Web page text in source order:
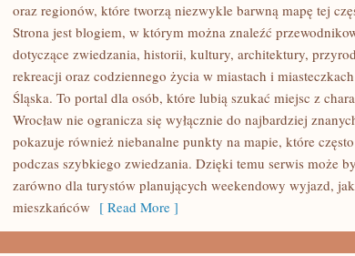
WROCŁAW
oraz regionów, które tworzą niezwykle barwną mapę tej
Strona jest blogiem, w którym można znaleźć
dotyczące zwiedzania, historii, kultury, architektury,
rekreacji oraz codziennego życia w miastach i
Śląska. To portal dla osób, które lubią szukać miejsc z
Wrocław nie ogranicza się wyłącznie do najbardziej
pokazuje również niebanalne punkty na mapie, które
podczas szybkiego zwiedzania. Dzięki temu serwis może
zarówno dla turystów planujących weekendowy wyjazd,
mieszkańców [ Read More ]